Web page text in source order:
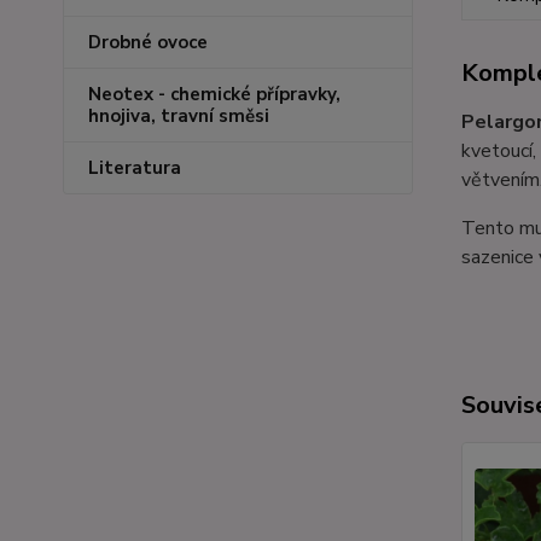
Drobné ovoce
Neotex - chemické přípravky,
hnojiva, travní směsi
Literatura
Tento